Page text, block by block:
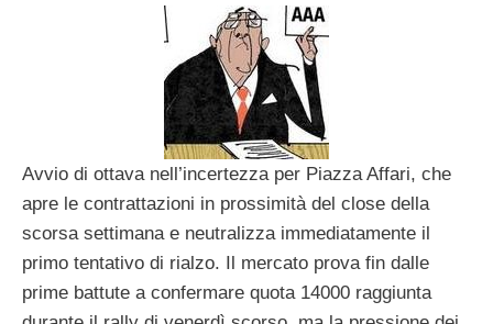
Avvio di ottava nell’incertezza per Piazza Affari, che
apre le contrattazioni in prossimità del close della
scorsa settimana e neutralizza immediatamente il
primo tentativo di rialzo. Il mercato prova fin dalle
prime battute a confermare quota 14000 raggiunta